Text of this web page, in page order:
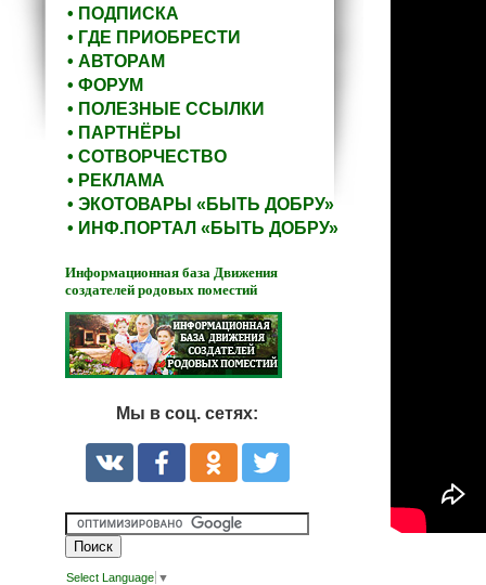
• ПОДПИСКА
• ГДЕ ПРИОБРЕСТИ
• АВТОРАМ
• ФОРУМ
• ПОЛЕЗНЫЕ ССЫЛКИ
• ПАРТНЁРЫ
• СОТВОРЧЕСТВО
• РЕКЛАМА
• ЭКОТОВАРЫ «БЫТЬ ДОБРУ»
• ИНФ.ПОРТАЛ «БЫТЬ ДОБРУ»
Информационная база Движения
создателей родовых поместий
Мы в соц. сетях:
Select Language ▼